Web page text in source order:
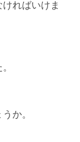
ればいけま
か。